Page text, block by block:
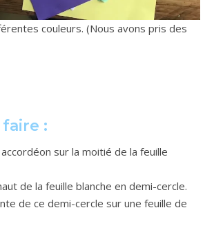
couleurs. (Nous avons pris des
:
sur la moitié de la feuille
de la feuille blanche en demi-cercle.
de ce demi-cercle sur une feuille de